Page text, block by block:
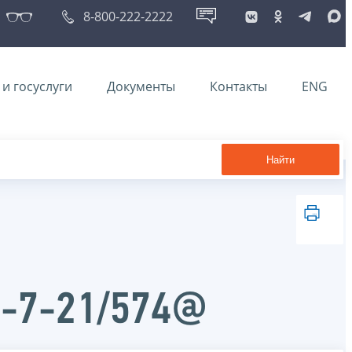
8-800-222-2222
госуслуги Документы Контакты ENG
Найти
7-21/574@